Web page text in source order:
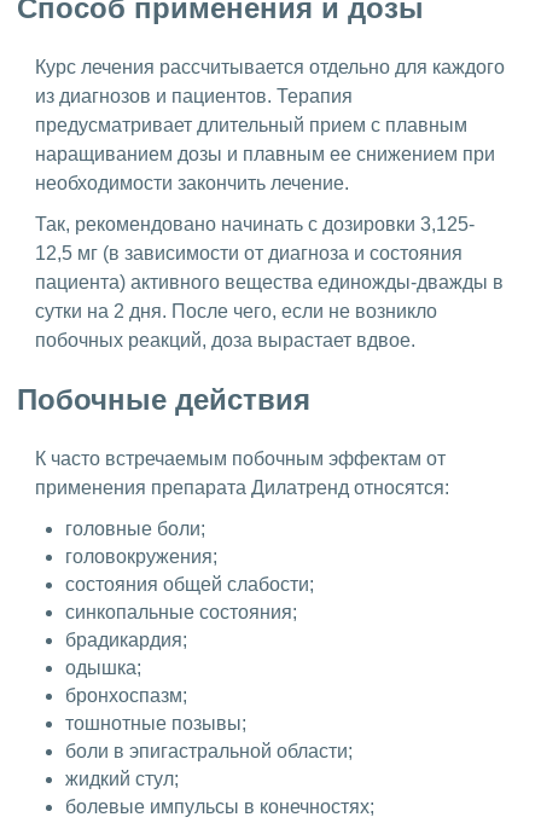
Способ применения и дозы
Курс лечения рассчитывается отдельно для каждого
из диагнозов и пациентов. Терапия
предусматривает длительный прием с плавным
наращиванием дозы и плавным ее снижением при
необходимости закончить лечение.
Так, рекомендовано начинать с дозировки 3,125-
12,5 мг (в зависимости от диагноза и состояния
пациента) активного вещества единожды-дважды в
сутки на 2 дня. После чего, если не возникло
побочных реакций, доза вырастает вдвое.
Побочные действия
К часто встречаемым побочным эффектам от
применения препарата Дилатренд относятся:
головные боли;
головокружения;
состояния общей слабости;
синкопальные состояния;
брадикардия;
одышка;
бронхоспазм;
тошнотные позывы;
боли в эпигастральной области;
жидкий стул;
болевые импульсы в конечностях;